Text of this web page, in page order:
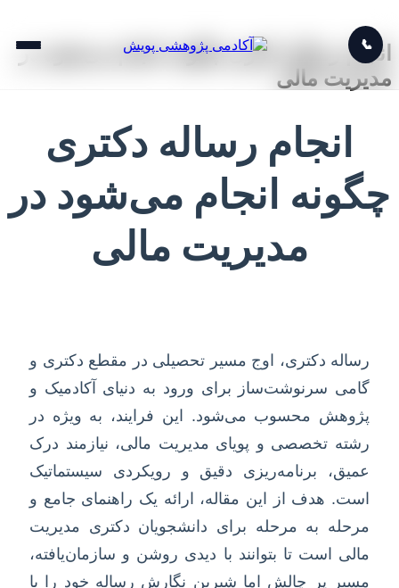
📞
انجام رساله دکتری چگونه انجام می‌شود در
مدیریت مالی
انجام رساله دکتری
چگونه انجام می‌شود در
مدیریت مالی
رساله دکتری، اوج مسیر تحصیلی در مقطع دکتری و
گامی سرنوشت‌ساز برای ورود به دنیای آکادمیک و
پژوهش محسوب می‌شود. این فرایند، به ویژه در
رشته تخصصی و پویای مدیریت مالی، نیازمند درک
عمیق، برنامه‌ریزی دقیق و رویکردی سیستماتیک
است. هدف از این مقاله، ارائه یک راهنمای جامع و
مرحله به مرحله برای دانشجویان دکتری مدیریت
مالی است تا بتوانند با دیدی روشن و سازمان‌یافته،
مسیر پر چالش اما شیرین نگارش رساله خود را با